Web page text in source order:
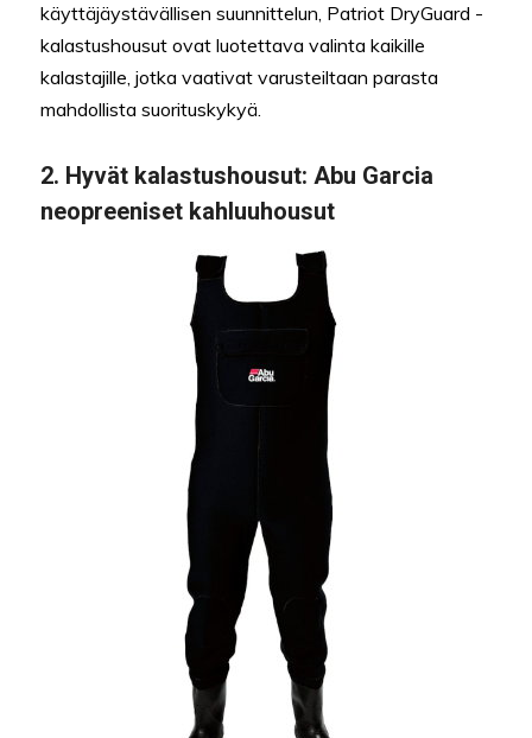
käyttäjäystävällisen suunnittelun, Patriot DryGuard -
kalastushousut ovat luotettava valinta kaikille
kalastajille, jotka vaativat varusteiltaan parasta
mahdollista suorituskykyä.
2. Hyvät kalastushousut: Abu Garcia
neopreeniset kahluuhousut